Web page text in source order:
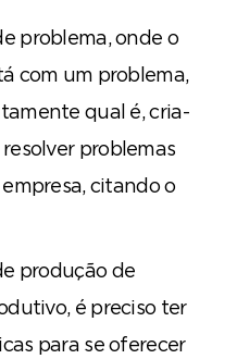
problema, onde o
com um problema,
qual é, cria-
problemas
citando o
produção de
é preciso ter
para se oferecer